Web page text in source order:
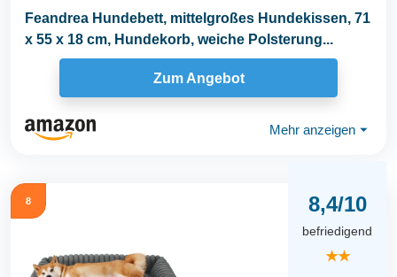
Feandrea Hundebett, mittelgroßes Hundekissen, 71
x 55 x 18 cm, Hundekorb, weiche Polsterung...
Zum Angebot
Mehr anzeigen ⏷
8 8,4/10
befriedigend
★★